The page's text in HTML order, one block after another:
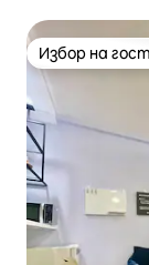
Избор на
Избор на